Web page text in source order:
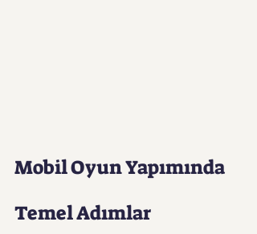
Mobil Oyun Yapımında
Temel Adımlar